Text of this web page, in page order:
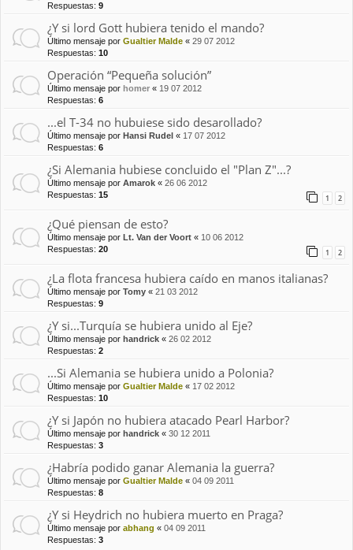
Respuestas: 9
¿Y si lord Gott hubiera tenido el mando?
Último mensaje por Gualtier Malde « 29 07 2012
Respuestas: 10
Operación “Pequeña solución”
Último mensaje por homer « 19 07 2012
Respuestas: 6
...el T-34 no hubuiese sido desarollado?
Último mensaje por Hansi Rudel « 17 07 2012
Respuestas: 6
¿Si Alemania hubiese concluido el "Plan Z"...?
Último mensaje por Amarok « 26 06 2012
Respuestas: 15 1 2
¿Qué piensan de esto?
Último mensaje por Lt. Van der Voort « 10 06 2012
Respuestas: 20 1 2
¿La flota francesa hubiera caído en manos italianas?
Último mensaje por Tomy « 21 03 2012
Respuestas: 9
¿Y si...Turquía se hubiera unido al Eje?
Último mensaje por handrick « 26 02 2012
Respuestas: 2
...Si Alemania se hubiera unido a Polonia?
Último mensaje por Gualtier Malde « 17 02 2012
Respuestas: 10
¿Y si Japón no hubiera atacado Pearl Harbor?
Último mensaje por handrick « 30 12 2011
Respuestas: 3
¿Habría podido ganar Alemania la guerra?
Último mensaje por Gualtier Malde « 04 09 2011
Respuestas: 8
¿Y si Heydrich no hubiera muerto en Praga?
Último mensaje por abhang « 04 09 2011
Respuestas: 3